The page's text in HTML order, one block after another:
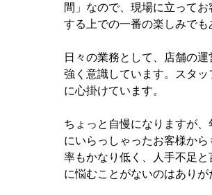
間」なので、現場に立って
する上での一番の楽しみでも
日々の業務として、店舗の
強く意識しています。スタ
に心掛けています。
ちょっと自慢になりますが
にいらっしゃったお客様か
率もかなり低く、人手不足
に悩むことがないのはありが